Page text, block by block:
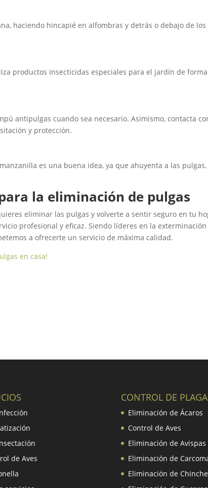
haciendo hincapié en alfombras y detrás o debajo de los
productos insecticidas especiales para el jardín de forma
antipulgas cuando sea necesario. Asimismo, contacta
y protección.
es una buena idea, ya que ahuyenta a las pulgas.
la eliminación de pulgas
eliminar las pulgas y volverte a sentir seguro en tu
profesional y eficaz. Siendo líderes en la exterminación
a ofrecerte un servicio de máxima calidad.
en casa!
de Aves
CONTROL DE
Eliminación de Ácaros
Control de Aves
Eliminación de Avispas
Eliminación de
Eliminación de